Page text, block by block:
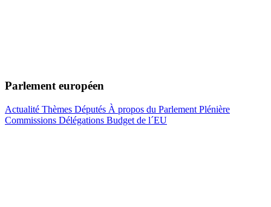
Parlement européen
Actualité Thèmes Députés À propos du Parlement Plénière
Commissions Délégations Budget de l´EU